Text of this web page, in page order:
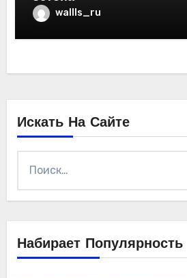
wallls_ru
Искать На Сайте
Набирает Популярность